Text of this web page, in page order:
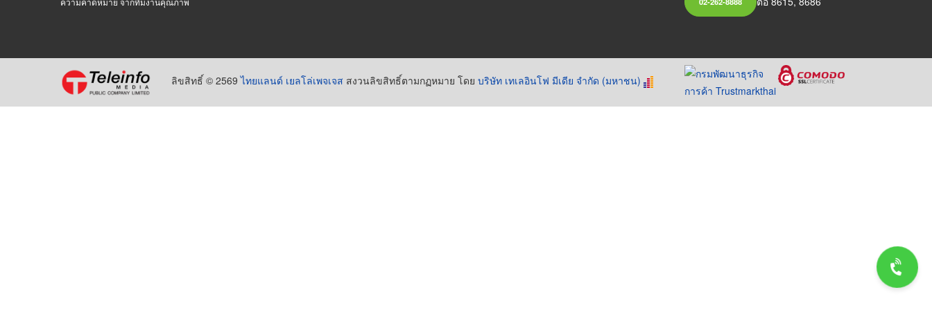
ลิขสิทธิ์ © 2569ไทยแลนด์ เยลโล่เพจเจส สงวนลิขสิทธิ์ตามกฏหมาย โดย บริษัท เทเลอินโฟ มีเดีย จำกัด (มหาชน)